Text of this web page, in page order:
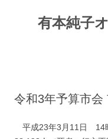
有本純子
令和3年予算市会
平成23年3月11日 14